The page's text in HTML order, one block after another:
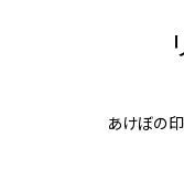
あけぼの